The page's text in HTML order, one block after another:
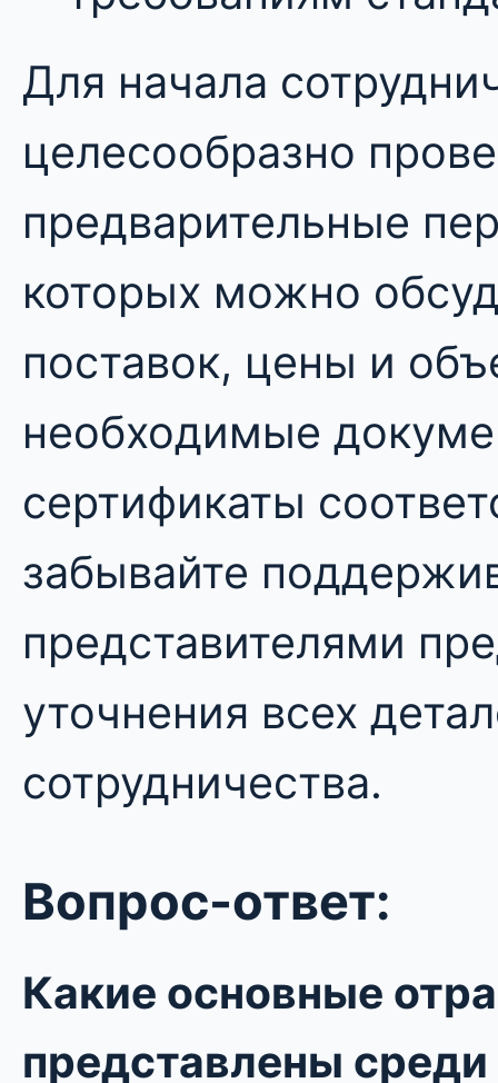
Для начала
целесообразно
предварительные
которых можно
поставок, цены и
необходимые
сертификаты
забывайте
представителями
уточнения всех
сотрудничества.
Вопрос-ответ:
Какие основные
представлены